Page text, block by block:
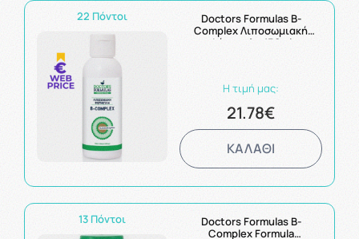
22 Πόντοι
Doctors Formulas B-
Complex Λιποσωμιακή
Φόρμουλα 150ml
Η τιμή μας:
21.78€
ΚΑΛΑΘΙ
13 Πόντοι
Doctors Formulas B-
Complex Formula